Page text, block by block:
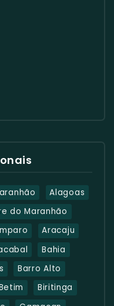
Alagoas
do Maranhão
Aracaju
Bahia
Barro Alto
Biritinga